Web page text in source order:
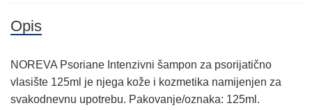
Opis
NOREVA Psoriane Intenzivni šampon za psorijatično
vlasište 125ml je njega kože i kozmetika namijenjen za
svakodnevnu upotrebu. Pakovanje/oznaka: 125ml.